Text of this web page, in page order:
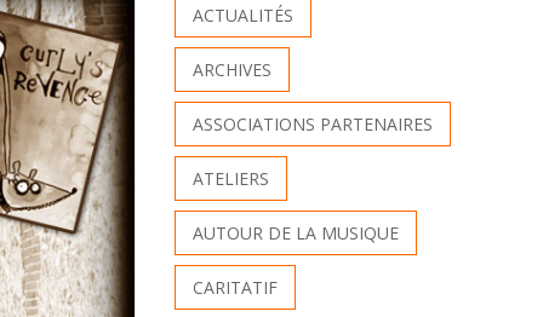
ACTUALITÉS
ARCHIVES
ASSOCIATIONS PARTENAIRES
ATELIERS
AUTOUR DE LA MUSIQUE
CARITATIF